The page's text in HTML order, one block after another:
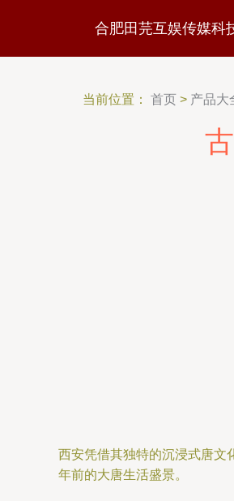
合肥田芫互娱传媒科
当前位置： 首页 > 产品大
西安凭借其独特的沉浸式唐文
年前的大唐生活盛景。